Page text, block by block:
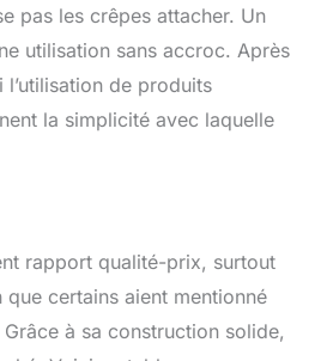
pas les crêpes attacher. Un
utilisation sans accroc. Après
l’utilisation de produits
la simplicité avec laquelle
rapport qualité-prix, surtout
certains aient mentionné
à sa construction solide,